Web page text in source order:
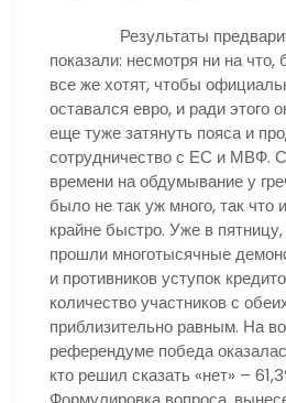
Результаты
показали: несмотря ни на что,
все же хотят, чтобы
оставался евро, и ради этого
еще туже затянуть пояса и
сотрудничество с ЕС и МВФ.
времени на обдумывание у
было не так уж много, так что
крайне быстро. Уже в
прошли многотысячные
и противников уступок
количество участников с
приблизительно равным. На
референдуме победа
кто решил сказать «нет» –